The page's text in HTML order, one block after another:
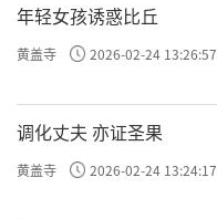
年轻女孩诱惑比丘
黄盖寺 2026-02-24 13:26:57
调化丈夫 亦证圣果
黄盖寺 2026-02-24 13:24:17